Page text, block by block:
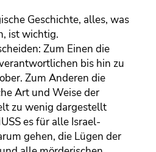
Geschichte, alles, was
ist wichtig.
Zum Einen die
bis hin zu
Zum Anderen die
Art und Weise der
zu wenig dargestellt
es für alle Israel-
gehen, die Lügen der